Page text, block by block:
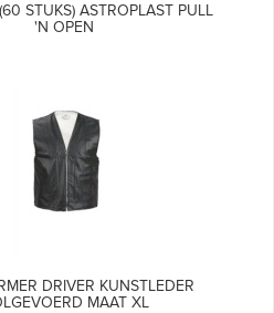
STUKS) ASTROPLAST PULL
'N OPEN
DRIVER KUNSTLEDER
MAAT XL